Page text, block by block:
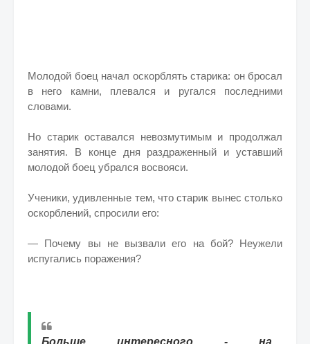
Молодой боец начал оскорблять старика: он бросал
в него камни, плевался и ругался последними
словами.
Но старик оставался невозмутимым и продолжал
занятия. В конце дня раздраженный и уставший
молодой боец убрался восвояси.
Ученики, удивленные тем, что старик вынес столько
оскорблений, спросили его:
— Почему вы не вызвали его на бой? Неужели
испугались поражения?
Больше интересного - на